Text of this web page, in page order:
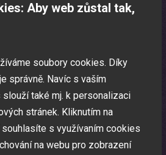
Aby web zůstal tak,
soubory cookies. Díky
správně. Navíc s vaším
také mj. k personalizaci
stránek. Kliknutím na
souhlasíte s využívaním cookies
na webu pro zobrazení